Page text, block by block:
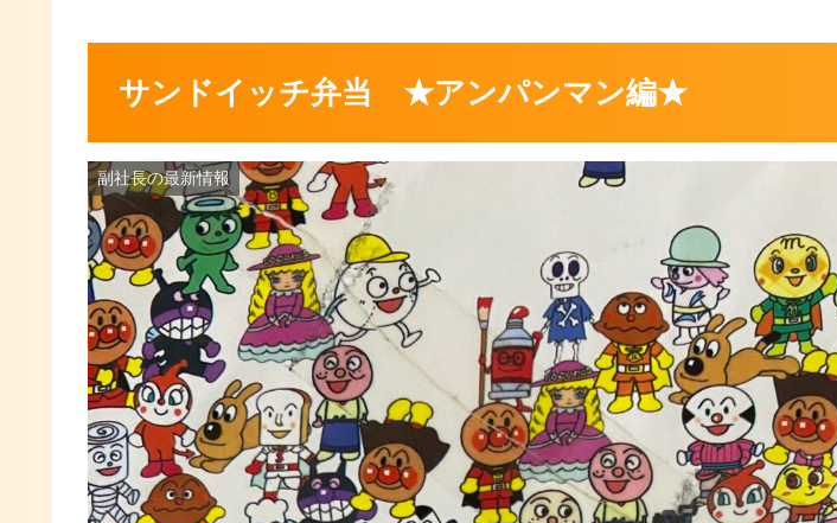
サンドイッチ弁当 ★アンパンマン編★
副社長の最新情報